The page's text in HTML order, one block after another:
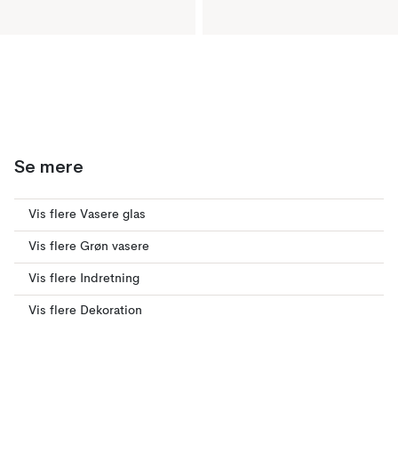
Se mere
Vis flere Vasere glas
Vis flere Grøn vasere
Vis flere Indretning
Vis flere Dekoration